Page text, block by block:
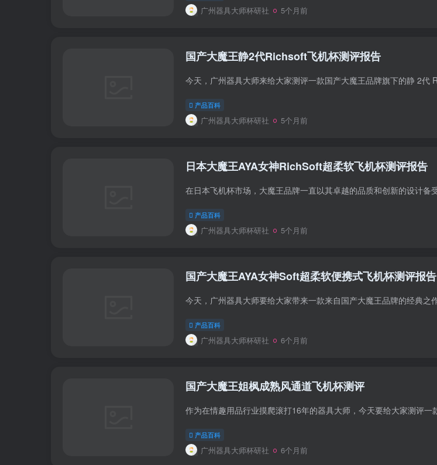
广州器具大师杯研社 5个月前
国产大魔王静2代Richsoft飞机杯测评报告
产品百科
广州器具大师杯研社 5个月前
日本大魔王AYA女神RichSoft超柔软飞机杯测评报告
产品百科
广州器具大师杯研社 5个月前
国产大魔王AYA女神Soft超柔软便携式飞机杯测评报告
产品百科
广州器具大师杯研社 6个月前
国产大魔王姐枫成熟风通道飞机杯测评
产品百科
广州器具大师杯研社 6个月前